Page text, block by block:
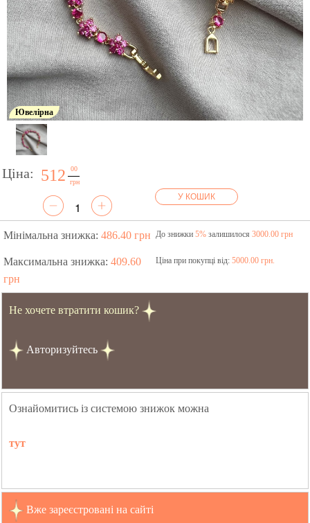
Ювелірна
Ціна: 512
00
грн
У КОШИК
Мінімальна знижка: 486.40 грн До знижки 5%залишилося 3000.00 грн
Максимальна знижка: 409.60
грн
Ціна при покупці від: 5000.00 грн.
Не хочете втратити кошик?
Авторизуйтесь
Ознайомитись із системою знижок можна
тут
Вже зареєстровані на сайті